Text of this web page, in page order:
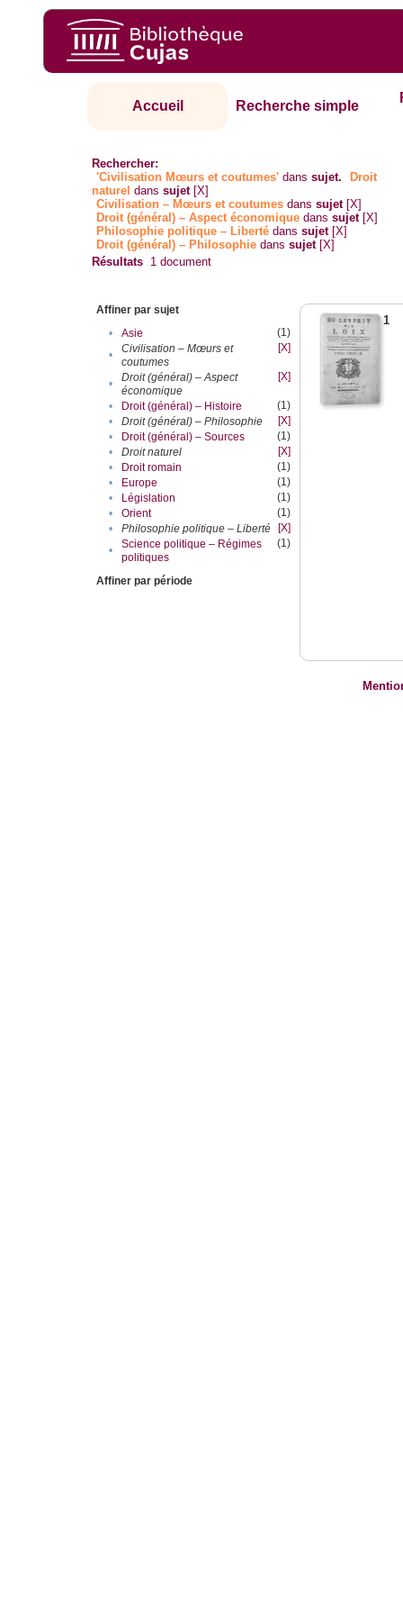
Accueil Recherche simple
Rechercher:
'Civilisation Mœurs et coutumes' danssujet.
Droit
naturel danssujet [X]
Civilisation – Mœurs et coutumes danssujet [X]
Droit (général) – Aspect économique danssujet [X]
Philosophie politique – Liberté danssujet [X]
Droit (général) – Philosophie danssujet [X]
Résultats 1 document
Affiner par sujet
•
Asie
(1)
•
Civilisation – Mœurs et
coutumes
[X]
•
Droit (général) – Aspect
économique
[X]
• Droit (général) – Histoire
(1)
•
Droit (général) – Philosophie
[X]
•
Droit (général) – Sources
(1)
•
Droit naturel
[X]
•
Droit romain
(1)
•
Europe
(1)
•
Législation
(1)
•
Orient
(1)
•
Philosophie politique – Liberté
[X]
•
Science politique – Régimes
politiques
(1)
Affiner par période
1